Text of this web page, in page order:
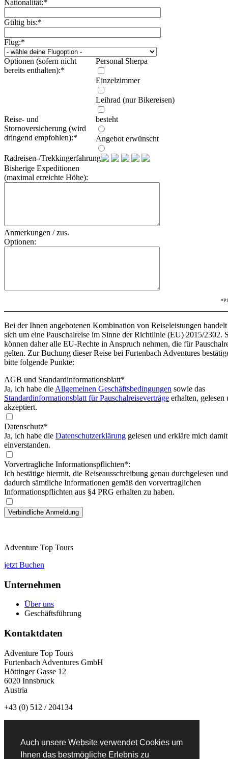
Auch unsere Website verwendet Cookies um
Ihnen das bestmögliche Erlebnis zu
Nationalität:*
Gültig bis:*
Flug:*
Optionen (sofern nicht
bereits enthalten):*
Personal Sherpa
Einzelzimmer
Leihrad (nur Bikereisen)
Reise- und
Stornoversicherung (wird
dringend empfohlen):*
besteht
Angebot erwünscht
Radreisen-/Trekkingerfahrung:
Bisherige Expeditionen
(maximal erreichte Höhe):
Anmerkungen / zus.
Optionen:
Bei der Ihnen angebotenen Kombination von Reiseleistungen handelt
sich um eine Pauschalreise im Sinne der Richtlinie (EU) 2015/2302.
können daher alle EU-Rechte in Anspruch nehmen, die für
gelten. Zur Buchung dieser Reise bei Furtenbach Adventures
bitte folgende Punkte:
AGB und Standardinformationsblatt*
Ja, ich habe die Allgemeinen Geschäftsbedingungen sowie das
Standardinformationsblatt für Pauschalreiseverträge erhalten, gelesen
akzeptiert.
Datenschutz*
Ja, ich habe die Datenschutzerklärung gelesen und erkläre mich damit
einverstanden.
Vorvertragliche Informationspflichten*:
Ich bestätige hiermit, die Reiseausschreibung genau durchgelesen und
dadurch sämtliche Informationen gemäß den vorvertraglichen
Informationspflichten aus §4 PRG erhalten zu haben.
Adventure Top Tours
jetzt Buchen
Unternehmen
Über uns
Geschäftsführung
Kontaktdaten
Adventure Top Tours
Furtenbach Adventures GmbH
Höttinger Gasse 12
6020 Innsbruck
Austria
+43 (0) 512 / 204134
Newsletteranmeldung: